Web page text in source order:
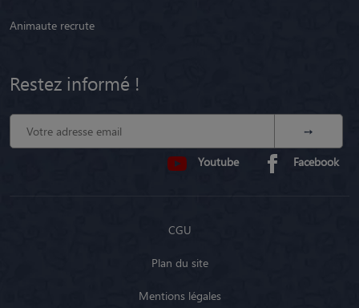
Animaute recrute
Restez informé !
Youtube Facebook
CGU
Plan du site
Mentions légales